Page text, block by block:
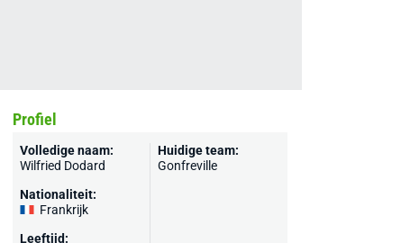
Profiel
Volledige naam:
Wilfried Dodard
Nationaliteit:
Frankrijk
Leeftijd:
Huidige team:
Gonfreville